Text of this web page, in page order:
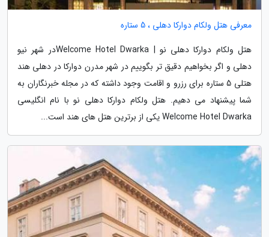
معرفی هتل ولکام دوارکا دهلی ، 5 ستاره
هتل ولکام دوارکا دهلی نو | Welcome Hotel Dwarkaدر شهر نیو
دهلی و اگر بخواهیم دقیق تر بگوییم در شهر مدرن دوارکا در دهلی هند
هتلی 5 ستاره برای رزرو و اقامت وجود داشته که در مجله خبرنگاران به
شما پیشنهاد می دهیم. هتل ولکام دوارکا دهلی نو با نام انگلیسی
Welcome Hotel Dwarka یکی از برترین هتل های هند است...